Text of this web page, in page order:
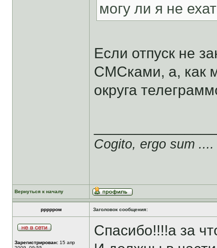
могу ли я не
Если отпуск не
СМСками, а, как
округа
Cogito, ergo sum ....
Вернуться к началу
ррррром Заголовок сообщения:
Зарегистрирован: 15 апр
Спасибо!!!!а за